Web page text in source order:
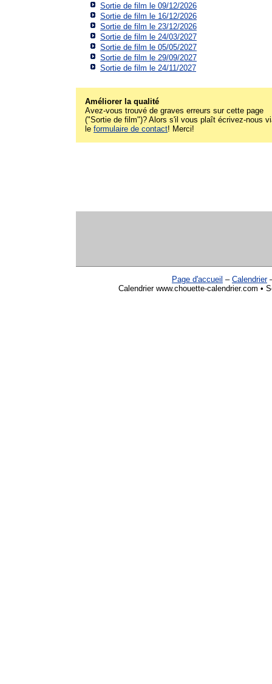
Sortie de film le 09/12/2026
Sortie de film le 16/12/2026
Sortie de film le 23/12/2026
Sortie de film le 24/03/2027
Sortie de film le 05/05/2027
Sortie de film le 29/09/2027
Sortie de film le 24/11/2027
Améliorer la qualité
Avez-vous trouvé de graves erreurs sur cette page
("Sortie de film")? Alors s'il vous plaît écrivez-nous
le formulaire de contact! Merci!
Page d'accueil – Calendrier
Calendrier www.chouette-calendrier.com •